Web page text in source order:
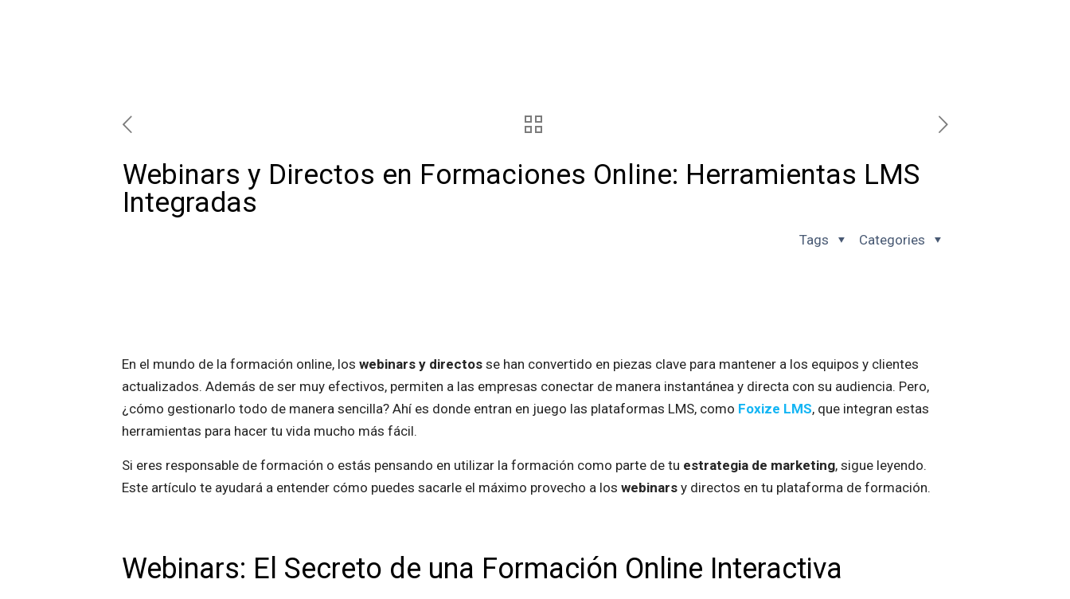
Webinars y Directos en Formaciones Online: Herramientas LMS
Integradas
Categories
Tags
En el mundo de la formación online, los webinars y directosse han convertido en piezas clave para mantener a los equipos y clientes
actualizados. Además de ser muy efectivos, permiten a las empresas conectar de manera instantánea y directa con su audiencia. Pero,
¿cómo gestionarlo todo de manera sencilla? Ahí es donde entran en juego las plataformas LMS, como Foxize LMS, que integran estas
herramientas para hacer tu vida mucho más fácil.
Si eres responsable de formación o estás pensando en utilizar la formación como parte de tu estrategia de marketing, sigue leyendo.
Este artículo te ayudará a entender cómo puedes sacarle el máximo provecho a los webinarsy directos en tu plataforma de formación.
Webinars: El Secreto de una Formación Online Interactiva